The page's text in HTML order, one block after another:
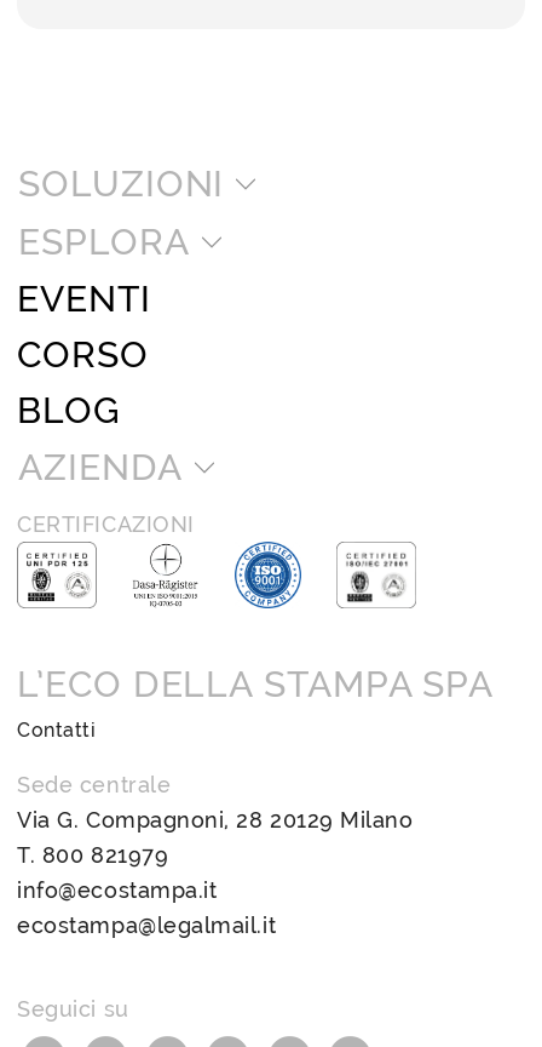
SOLUZIONI
ESPLORA
EVENTI
CORSO
BLOG
AZIENDA
CERTIFICAZIONI
L’ECO DELLA STAMPA SPA
Contatti
Sede centrale
Via G. Compagnoni, 28 20129 Milano
T. 800 821979
info@ecostampa.it
ecostampa@legalmail.it
Seguici su